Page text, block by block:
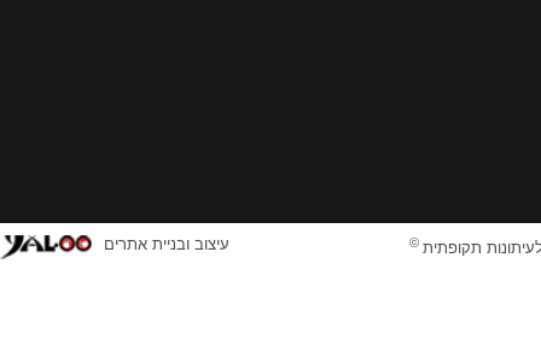
תקופתית © עיצוב ובניית אתרים